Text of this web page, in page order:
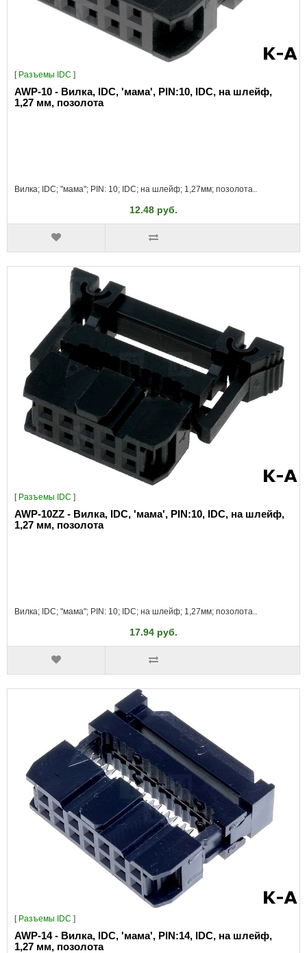
[ Разъeмы IDC ]
AWP-10 - Вилка, IDC, 'мама', PIN:10, IDC, на шлейф,
1,27 мм, позолота
Вилка; IDC; "мама"; PIN: 10; IDC; на шлейф; 1,27мм; позолота..
12.48 руб.
[ Разъeмы IDC ]
AWP-10ZZ - Вилка, IDC, 'мама', PIN:10, IDC, на шлейф,
1,27 мм, позолота
Вилка; IDC; "мама"; PIN: 10; IDC; на шлейф; 1,27мм; позолота..
17.94 руб.
[ Разъeмы IDC ]
AWP-14 - Вилка, IDC, 'мама', PIN:14, IDC, на шлейф,
1,27 мм, позолота